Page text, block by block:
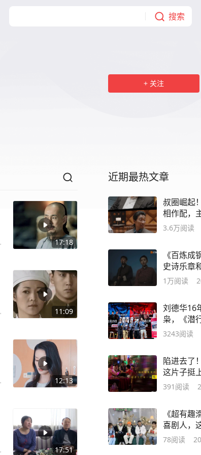
搜索
关注
17:18
11:09
12:13
17:51
近期最热文章
叔圈崛起
相作配，
谜！
3.6万阅读
《百炼成
史诗乐章
1万阅读
刘德华16
枭，《潜
发！
3243阅读
陷进去了
这片子挺
391 阅读
《超有趣
喜剧人，
它承包了
78阅读